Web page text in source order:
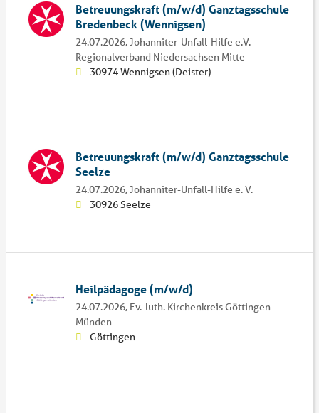
Betreuungskraft (m/w/d) Ganztagsschule
Bredenbeck (Wennigsen)
24.07.2026,Johanniter-Unfall-Hilfe e.V.
Regionalverband Niedersachsen Mitte
30974 Wennigsen (Deister)
Betreuungskraft (m/w/d) Ganztagsschule
Seelze
24.07.2026,Johanniter-Unfall-Hilfe e. V.
30926 Seelze
Heilpädagoge (m/w/d)
24.07.2026, Ev.-luth. Kirchenkreis Göttingen-
Münden
Göttingen